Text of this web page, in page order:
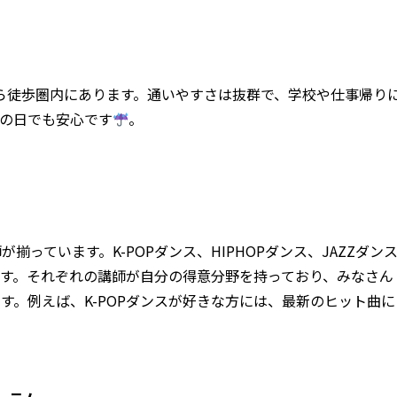
歩圏内にあります。通いやすさは抜群で、学校や仕事帰り
日でも安心です
。
揃っています。K-POPダンス、HIPHOPダンス、JAZZダンス
。それぞれの講師が自分の得意分野を持っており、みなさん
。例えば、K-POPダンスが好きな方には、最新のヒット曲に